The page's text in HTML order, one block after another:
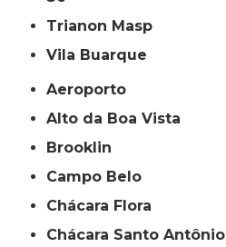
Trianon Masp
Vila Buarque
Aeroporto
Alto da Boa Vista
Brooklin
Campo Belo
Chácara Flora
Chácara Santo Antônio